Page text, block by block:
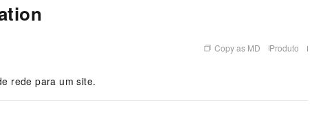
Copy as MD Produto
rede para um site.